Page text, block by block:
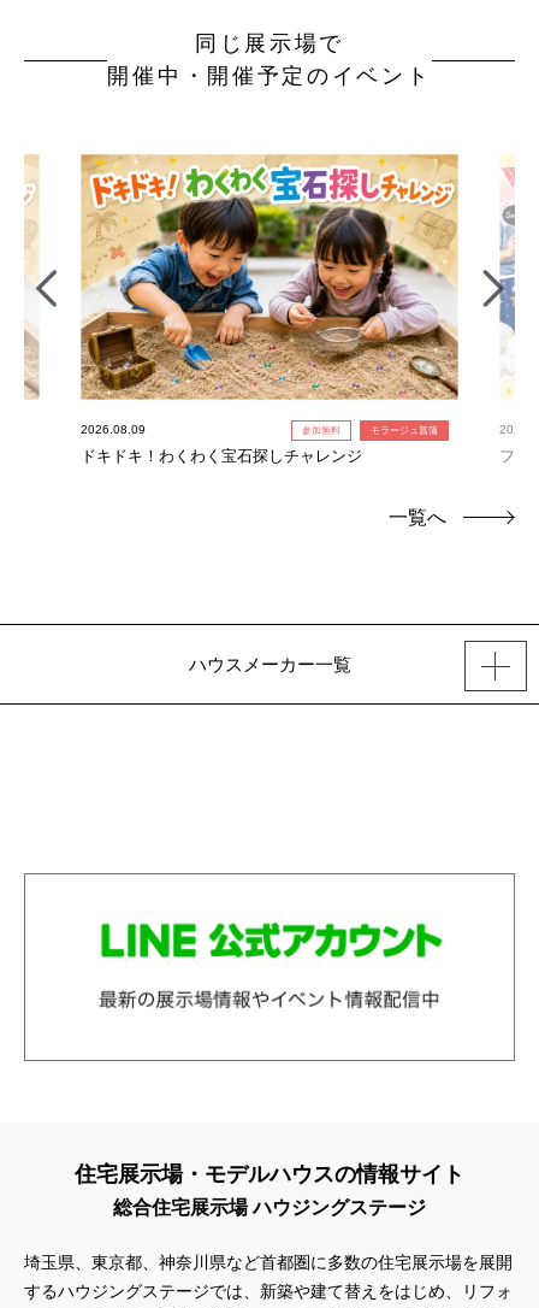
同じ展示場で
開催中・開催予定のイベント
2026.08.09 参加無料 モラージュ菖蒲
ドキドキ！わくわく宝石探しチャレンジ フォ
一覧へ
ハウスメーカー一覧
住宅展示場・モデルハウスの情報サイト
総合住宅展示場 ハウジングステージ
埼玉県、東京都、神奈川県など首都圏に多数の住宅展示場を展開
するハウジングステージでは、新築や建て替えをはじめ、リフォ